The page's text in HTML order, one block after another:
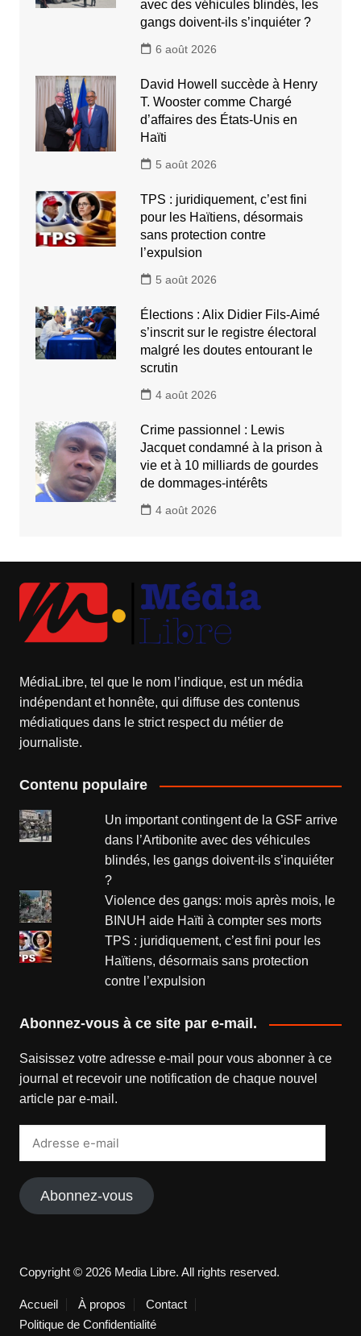
avec des véhicules blindés, les
gangs doivent-ils s’inquiéter ?
6 août 2026
David Howell succède à Henry
T. Wooster comme Chargé
d’affaires des États-Unis en
Haïti
5 août 2026
TPS : juridiquement, c’est fini
pour les Haïtiens, désormais
sans protection contre
l’expulsion
5 août 2026
Élections : Alix Didier Fils-Aimé
s’inscrit sur le registre électoral
malgré les doutes entourant le
scrutin
4 août 2026
Crime passionnel : Lewis
Jacquet condamné à la prison à
vie et à 10 milliards de gourdes
de dommages-intérêts
4 août 2026
MédiaLibre, tel que le nom l’indique, est un média
indépendant et honnête, qui diffuse des contenus
médiatiques dans le strict respect du métier de
journaliste.
Contenu populaire
Un important contingent de la GSF arrive
dans l’Artibonite avec des véhicules
blindés, les gangs doivent-ils s’inquiéter
?
Violence des gangs: mois après mois, le
BINUH aide Haïti à compter ses morts
TPS : juridiquement, c’est fini pour les
Haïtiens, désormais sans protection
contre l’expulsion
Abonnez-vous à ce site par e-mail.
Saisissez votre adresse e-mail pour vous abonner à ce
journal et recevoir une notification de chaque nouvel
article par e-mail.
Abonnez-vous
Copyright © 2026 Media Libre. All rights reserved.
Accueil À propos
Contact
Politique de Confidentialité